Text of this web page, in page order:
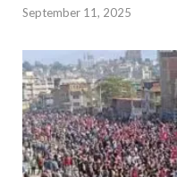
September 11, 2025